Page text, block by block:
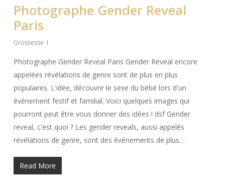
Photographe Gender Reveal
Paris
Grossesse
Photographe Gender Reveal Paris Gender Reveal encore
appelées révélations de genre sont de plus en plus
populaires. L'idée, découvrir le sexe du bébé lors d'un
événement festif et familial. Voici quelques images qui
pourront peut être vous donner des idées ! dsf Gender
reveal, c'est quoi ? Les gender reveals, aussi appelés
révélations de genre, sont des événements de plus…
Read More